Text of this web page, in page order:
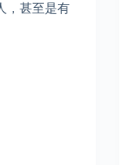
，甚至是有